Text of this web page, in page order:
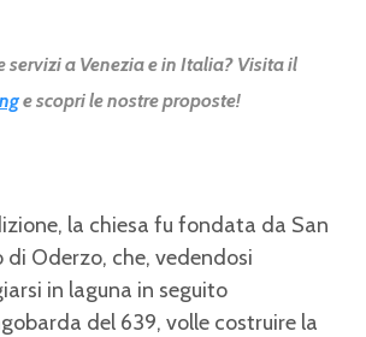
servizi a Venezia e in Italia? Visita il
e scopri le nostre proposte!
la chiesa fu fondata da San
di Oderzo, che, vedendosi
in laguna in seguito
del 639, volle costruire la